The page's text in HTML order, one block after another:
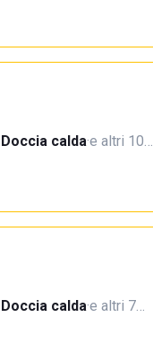
Doccia calda·e altri 10…
Doccia calda·e altri 7…